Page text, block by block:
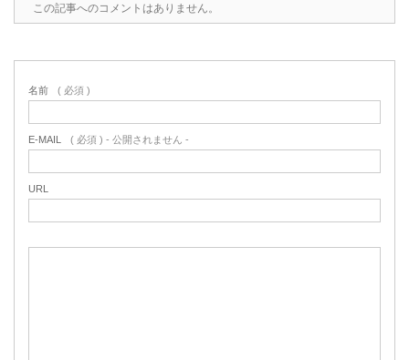
この記事へのコメントはありません。
名前 ( 必須 )
E-MAIL ( 必須 ) - 公開されません -
URL